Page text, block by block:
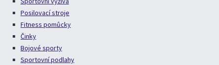
Posilovací stroje
Fitness pomůcky
Činky
Bojové sporty
Sportovní podlahy